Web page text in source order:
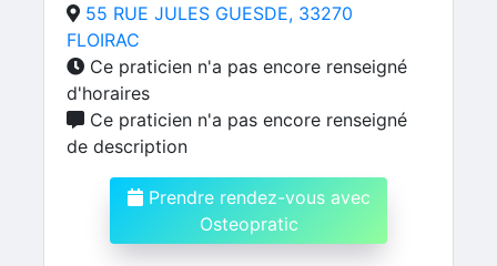
55 RUE JULES GUESDE, 33270
FLOIRAC
Ce praticien n'a pas encore renseigné
d'horaires
Ce praticien n'a pas encore renseigné
de description
Prendre rendez-vous avec
Osteopratic